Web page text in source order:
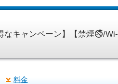
なキャンペーン】【禁煙🚭/
料金